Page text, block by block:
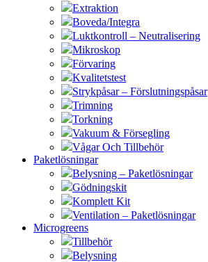
Extraktion
Boveda/Integra
Luktkontroll – Neutralisering
Mikroskop
Förvaring
Kvalitetstest
Strykpåsar – Förslutningspåsar
Trimning
Torkning
Vakuum & Försegling
Vågar Och Tillbehör
Paketlösningar
Belysning – Paketlösningar
Gödningskit
Komplett Kit
Ventilation – Paketlösningar
Microgreens
Tillbehör
Belysning